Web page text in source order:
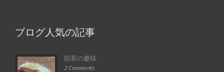
ブログ人気の記事
院長の趣味
2 Comments